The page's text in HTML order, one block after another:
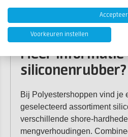
een informatief artikel over
leggen wij je stap voor stap
je moet volgen. Bekijk het
Meer informatie
siliconenrubber?
Bij Polyestershoppen vind je
geselecteerd assortiment
verschillende shore-
mengverhoudingen.
Accepteer
Voorkeuren instellen